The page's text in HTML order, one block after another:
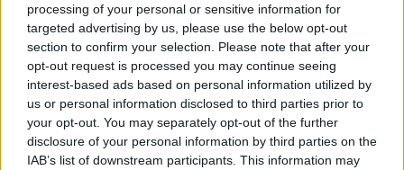
processing of your personal or sensitive information for
targeted advertising by us, please use the below opt-out
section to confirm your selection. Please note that after your
opt-out request is processed you may continue seeing
interest-based ads based on personal information utilized by
us or personal information disclosed to third parties prior to
your opt-out. You may separately opt-out of the further
disclosure of your personal information by third parties on the
IAB’s list of downstream participants. This information may
San Domenico Palace Taormina presenta il nuovo
Summer Book Club tra letteratura e ospitalità